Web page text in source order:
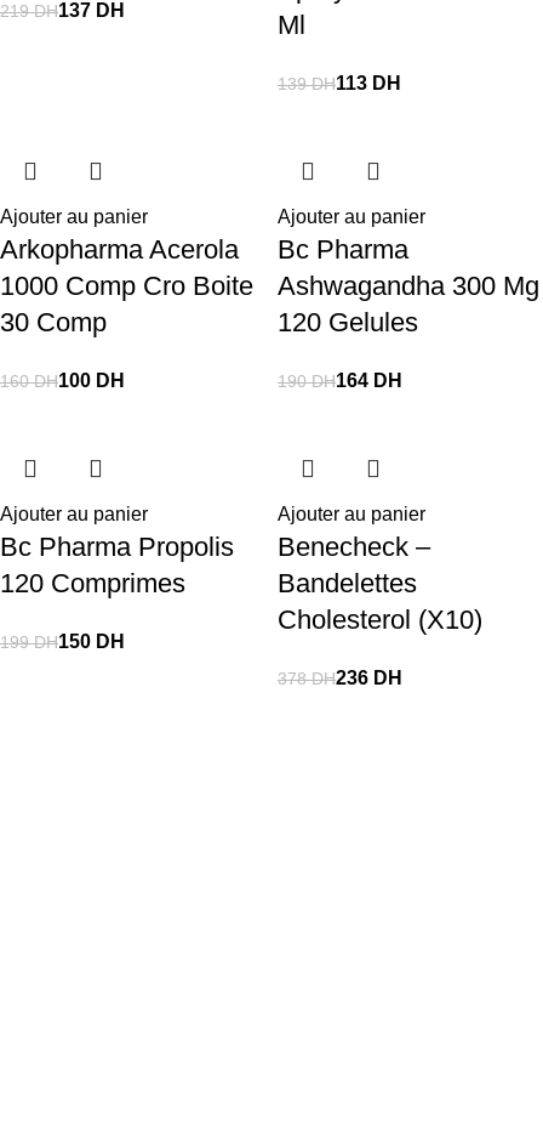
219DH137 DH
Ml
139DH113 DH
Ajouter au panier
Arkopharma Acerola
1000 Comp Cro Boite
30 Comp
160DH100 DH
Ajouter au panier
Bc Pharma
Ashwagandha 300 Mg
120 Gelules
190DH164 DH
Ajouter au panier
Bc Pharma Propolis
120 Comprimes
199DH150 DH
Ajouter au panier
Benecheck –
Bandelettes
Cholesterol (X10)
378DH236 DH